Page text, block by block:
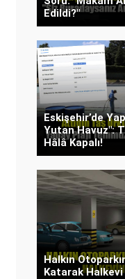
Edildi?"
Eskişehir’de
Yutan Havuz":
Hâlâ Kapalı!
Halkın
Katarak